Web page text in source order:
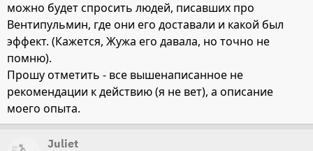
можно будет спросить людей, писавших про
Вентипульмин, где они его доставали и какой был
эффект. (Кажется, Жужа его давала, но точно не
помню).
Прошу отметить - все вышенаписанное не
рекомендации к действию (я не вет), а описание
моего опыта.
Juliet